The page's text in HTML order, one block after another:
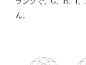
ん。